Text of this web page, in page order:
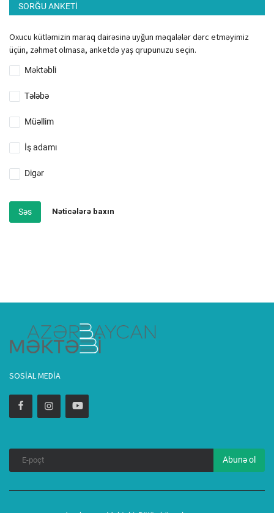
SORĞU ANKETI
Oxucu kütləmizin maraq dairəsinə uyğun məqalələr dərc etməyimiz
üçün, zəhmət olmasa, anketdə yaş qrupunuzu seçin.
Məktəbli
Tələbə
Müəllim
İş adamı
Digər
Səs Nəticələrə baxın
SOSIAL MEDIA
Abunə ol